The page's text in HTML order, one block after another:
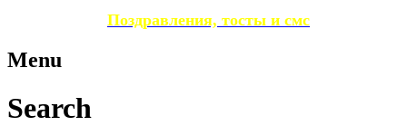
Поздравления, тосты и смс
Menu
Search